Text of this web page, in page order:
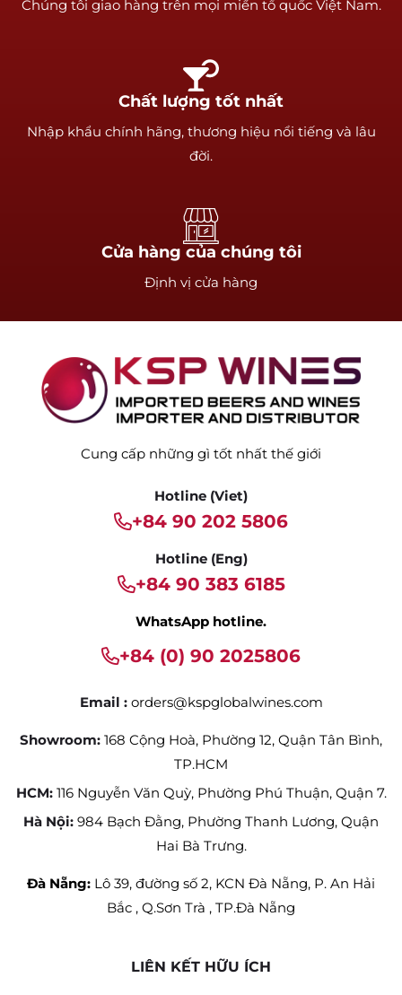
Chúng tôi giao hàng trên mọi miền tổ quốc Việt Nam.
Chất lượng tốt nhất
Nhập khẩu chính hãng, thương hiệu nổi tiếng và lâu
đời.
Cửa hàng của chúng tôi
Định vị cửa hàng
Cung cấp những gì tốt nhất thế giới
Hotline (Viet)
+84 90 202 5806
Hotline (Eng)
+84 90 383 6185
WhatsApp hotline.
+84 (0) 90 2025806
Email : orders@kspglobalwines.com
Showroom: 168 Cộng Hoà, Phường 12, Quận Tân Bình,
TP.HCM
HCM: 116 Nguyễn Văn Quỳ, Phường Phú Thuận, Quận 7.
Hà Nội: 984 Bạch Đằng, Phường Thanh Lương, Quận
Hai Bà Trưng.
Đà Nẵng: Lô 39, đường số 2, KCN Đà Nẵng, P. An Hải
Bắc , Q.Sơn Trà , TP.Đà Nẵng
LIÊN KẾT HỮU ÍCH